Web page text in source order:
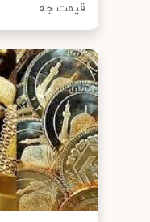
قیمت جه...